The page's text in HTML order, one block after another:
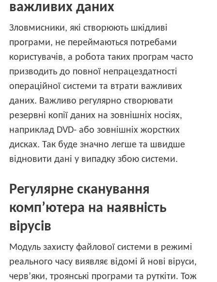
важливих даних
Зловмисники, які створюють шкідливі
програми, не переймаються потребами
користувачів, а робота таких програм часто
призводить до повної непрацездатності
операційної системи та втрати важливих
даних. Важливо регулярно створювати
резервні копії даних на зовнішніх носіях,
наприклад DVD- або зовнішніх жорстких
дисках. Так буде значно легше та швидше
відновити дані у випадку збою системи.
Регулярне сканування
комп’ютера на наявність
вірусів
Модуль захисту файлової системи в режимі
реального часу виявляє відомі й нові віруси,
черв’яки, троянські програми та руткіти. Тож